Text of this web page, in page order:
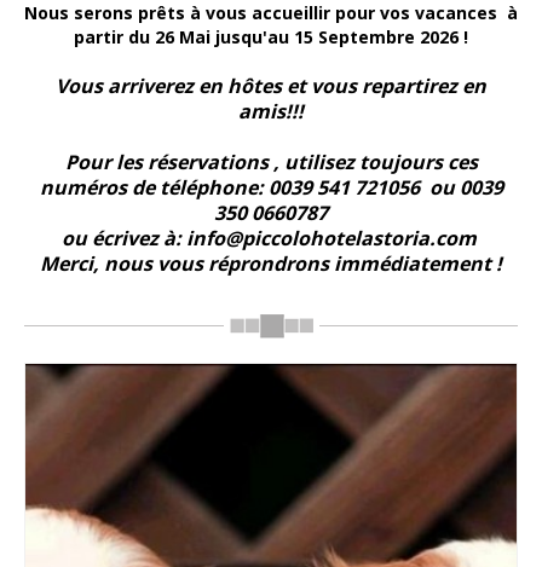
Nous serons prêts à vous accueillir pour vos vacances à
partir du 26 Mai jusqu'au 15 Septembre 2026 !
Vous arriverez en hôtes et vous repartirez en
amis!!!
Pour les réservations , utilisez toujours ces
numéros de téléphone: 0039 541 721056 ou 0039
350 0660787
ou écrivez à: info@piccolohotelastoria.com
Merci, nous vous réprondrons immédiatement !